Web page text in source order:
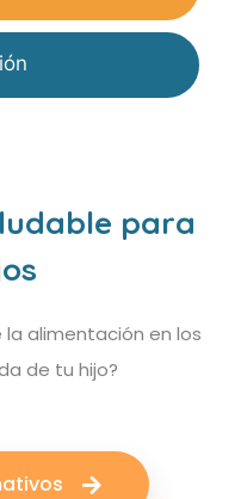
para
alimentación en los
de tu hijo?